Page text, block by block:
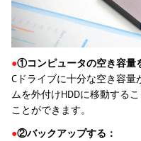
●①コンピュータの空き容量
Cドライブに十分な空き容
ムを外付けHDDに移動する
ことができます。
●②バックアップする：